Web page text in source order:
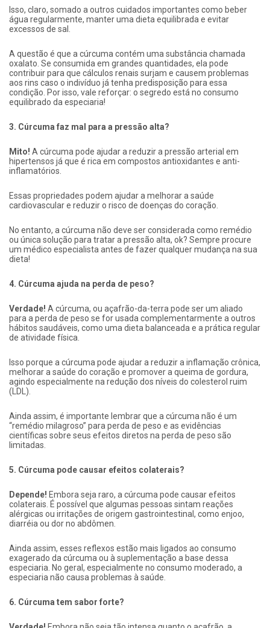
Isso, claro, somado a outros cuidados importantes como beber
água regularmente, manter uma dieta equilibrada e evitar
excessos de sal.
A questão é que a cúrcuma contém uma substância chamada
oxalato. Se consumida em grandes quantidades, ela pode
contribuir para que cálculos renais surjam e causem problemas
aos rins caso o indivíduo já tenha predisposição para essa
condição. Por isso, vale reforçar: o segredo está no consumo
equilibrado da especiaria!
3. Cúrcuma faz mal para a pressão alta?
Mito! A cúrcuma pode ajudar a reduzir a pressão arterial em
hipertensos já que é rica em compostos antioxidantes e anti-
inflamatórios.
Essas propriedades podem ajudar a melhorar a saúde
cardiovascular e reduzir o risco de doenças do coração.
No entanto, a cúrcuma não deve ser considerada como remédio
ou única solução para tratar a pressão alta, ok? Sempre procure
um médico especialista antes de fazer qualquer mudança na sua
dieta!
4. Cúrcuma ajuda na perda de peso?
Verdade! A cúrcuma, ou açafrão-da-terra pode ser um aliado
para a perda de peso se for usada complementarmente a outros
hábitos saudáveis, como uma dieta balanceada e a prática regular
de atividade física.
Isso porque a cúrcuma pode ajudar a reduzir a inflamação crônica,
melhorar a saúde do coração e promover a queima de gordura,
agindo especialmente na redução dos níveis do colesterol ruim
(LDL).
Ainda assim, é importante lembrar que a cúrcuma não é um
“remédio milagroso” para perda de peso e as evidências
científicas sobre seus efeitos diretos na perda de peso são
limitadas.
5. Cúrcuma pode causar efeitos colaterais?
Depende! Embora seja raro, a cúrcuma pode causar efeitos
colaterais. É possível que algumas pessoas sintam reações
alérgicas ou irritações de origem gastrointestinal, como enjoo,
diarréia ou dor no abdômen.
Ainda assim, esses reflexos estão mais ligados ao consumo
exagerado da cúrcuma ou à suplementação a base dessa
especiaria. No geral, especialmente no consumo moderado, a
especiaria não causa problemas à saúde.
6. Cúrcuma tem sabor forte?